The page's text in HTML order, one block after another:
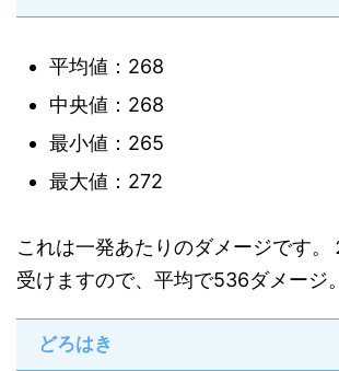
平均値：268
中央値：268
最小値：265
最大値：272
これは一発あたりのダメージです。
受けますので、平均で536ダメージ。
どろはき